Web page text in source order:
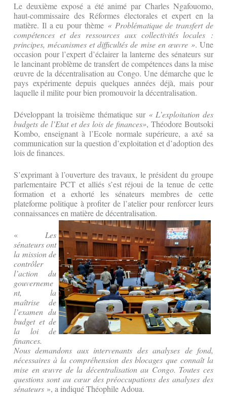
Le deuxième exposé a été animé par Charles Ngafouomo,
haut-commissaire des Réformes électorales et expert en la
matière. Il a eu pour thème « Problématique de transfert de
compétences et des ressources aux collectivités locales :
principes, mécanismes et difficultés de mise en œuvre ». Une
occasion pour l’expert d’éclairer la lanterne des sénateurs sur
le lancinant problème de transfert de compétences dans la mise
œuvre de la décentralisation au Congo. Une démarche que le
pays expérimente depuis quelques années déjà, mais pour
laquelle il milite pour bien promouvoir la décentralisation.
Développant la troisième thématique sur « L’exploitation des
budgets de l’Etat et des lois de finances», Théodore Boutsoki
Kombo, enseignant à l’Ecole normale supérieure, a axé sa
communication sur la question d’exploitation et d’adoption des
lois de finances.
S’exprimant à l’ouverture des travaux, le président du groupe
parlementaire PCT et alliés s’est réjoui de la tenue de cette
formation et a exhorté les sénateurs membres de cette
plateforme politique à profiter de l’atelier pour renforcer leurs
connaissances en matière de décentralisation.
« Les
sénateurs ont
la mission de
contrôler
l’action du
gouverneme
nt, la
maîtrise de
l’examen du
budget et de
la loi de
finances.
Nous demandons aux intervenants des analyses de fond,
nécessaires à la compréhension des blocages que connaît la
mise en œuvre de la décentralisation au Congo. Toutes ces
questions sont au cœur des préoccupations des analyses des
sénateurs », a indiqué Théophile Adoua.